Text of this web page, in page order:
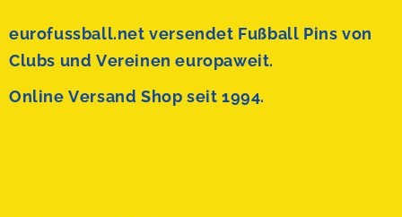
eurofussball.net versendet Fußball Pins von
Clubs und Vereinen europaweit.
Online Versand Shop seit 1994.